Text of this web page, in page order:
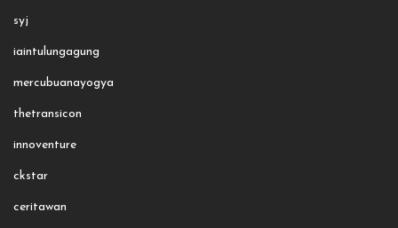
syj
iaintulungagung
mercubuanayogya
thetransicon
innoventure
ckstar
ceritawan